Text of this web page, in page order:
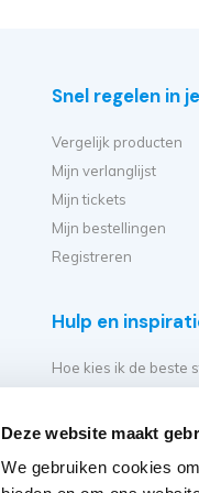
Deze website maakt
We gebruiken cookies
Snel regelen in
Vergelijk producten
Mijn verlanglijst
Mijn tickets
Mijn bestellingen
Registreren
Hulp en
Hoe kies ik de beste
Hoe bouw ik mijn